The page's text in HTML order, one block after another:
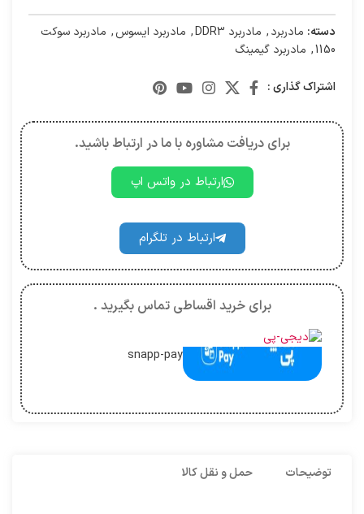
دسته: مادربرد, مادربرد DDR3 , مادربرد ایسوس, مادربرد سوکت
1150
, مادربرد گیمینگ
اشتراک گذاری :
برای دریافت مشاوره با ما در ارتباط باشید.
ارتباط در واتس اپ
ارتباط در تلگرام
برای خرید اقساطی تماس بگیرید .
snapp-pay
توضیحات حمل و نقل کالا